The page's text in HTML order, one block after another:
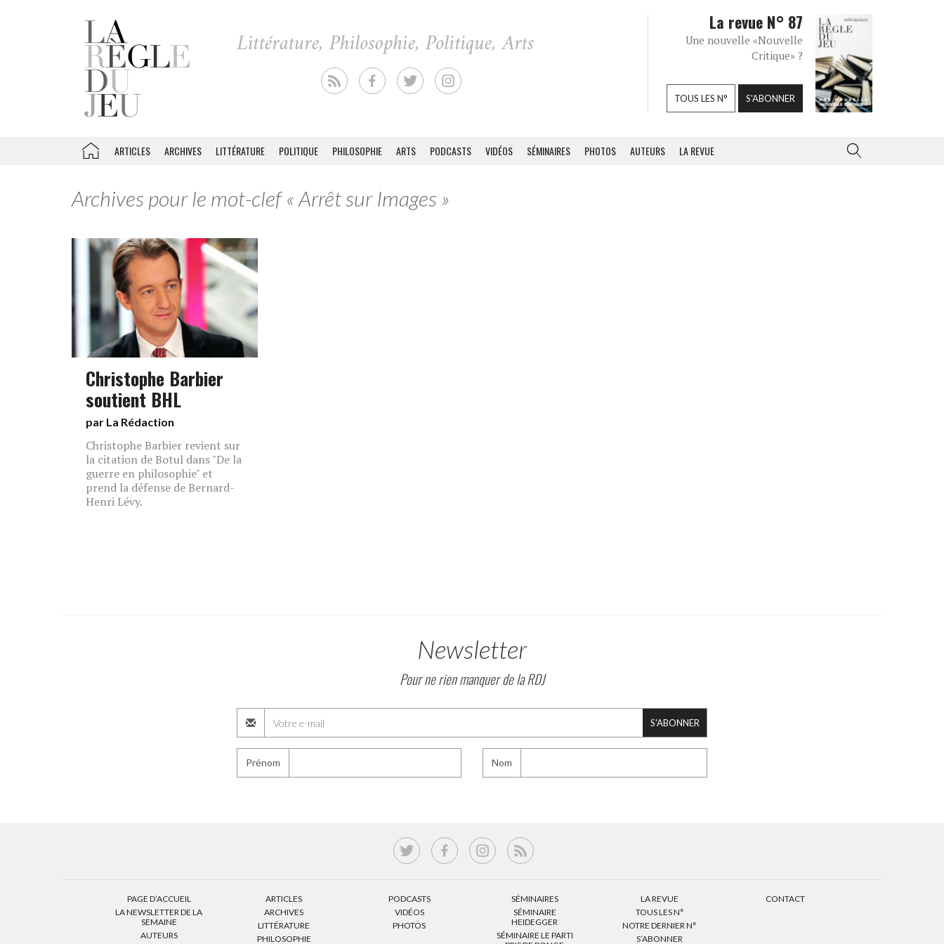
La revue N° 87
Une nouvelle «Nouvelle
Critique» ?
TOUS LES N° S'ABONNER
ARTICLES ARCHIVES LITTÉRATURE POLITIQUE PHILOSOPHIE ARTS PODCASTS VIDÉOS SÉMINAIRES PHOTOS AUTEURS LA REVUE
Archives pour le mot-clef « Arrêt sur Images »
Christophe Barbier
soutient BHL
par La Rédaction
Christophe Barbier revient sur
la citation de Botul dans "De la
guerre en philosophie" et
prend la défense de Bernard-
Henri Lévy.
Newsletter
Pour ne rien manquer de la RDJ
S'ABONNER
Prénom Nom
PAGE D’ACCUEIL
LA NEWSLETTER DE LA
SEMAINE
AUTEURS
ARTICLES
ARCHIVES
LITTÉRATURE
PHILOSOPHIE
PODCASTS
VIDÉOS
PHOTOS
SÉMINAIRES
SÉMINAIRE
HEIDEGGER
SÉMINAIRE LE PARTI
LA REVUE
TOUS LES N°
NOTRE DERNIER N°
S’ABONNER
CONTACT